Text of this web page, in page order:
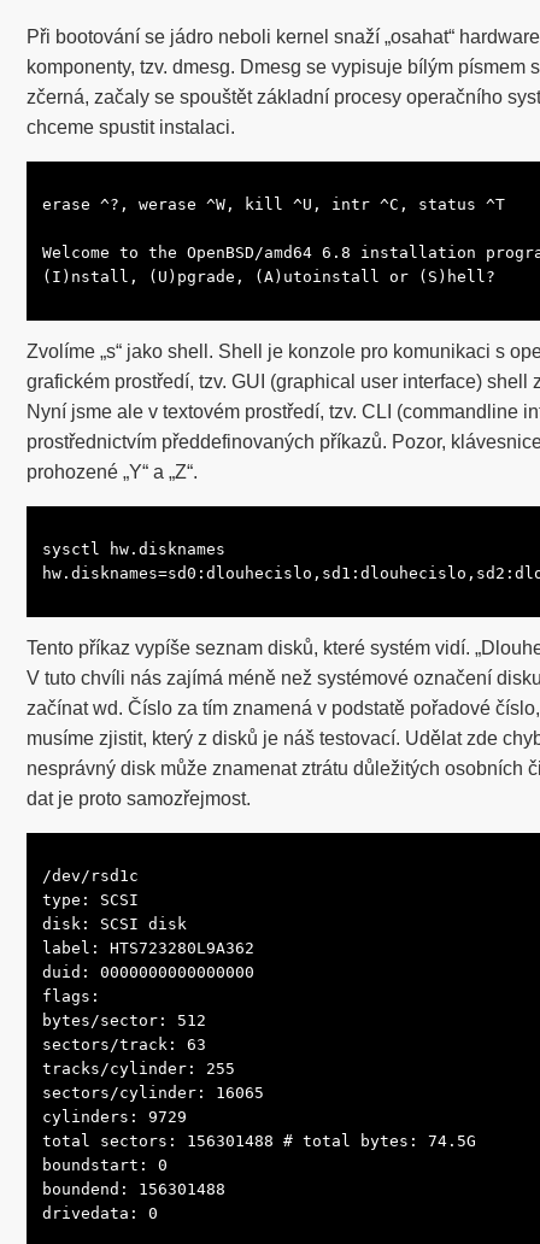
Při bootování se jádro neboli kernel snaží „osahat“
komponenty, tzv. dmesg. Dmesg se vypisuje bílým písmem
zčerná, začaly se spouštět základní procesy operačního
chceme spustit instalaci.
erase ^?, werase ^W, kill ^U, intr ^C, status ^T
Welcome to the OpenBSD/amd64 6.8 installation
(I)nstall, (U)pgrade, (A)utoinstall or (S)hell?
Zvolíme „s“ jako shell. Shell je konzole pro komunikaci s
grafickém prostředí, tzv. GUI (graphical user interface)
Nyní jsme ale v textovém prostředí, tzv. CLI (commandline
prostřednictvím předdefinovaných příkazů. Pozor,
prohozené „Y“ a „Z“.
sysctl hw.disknames
Tento příkaz vypíše seznam disků, které systém vidí.
V tuto chvíli nás zajímá méně než systémové označení
začínat wd. Číslo za tím znamená v podstatě pořadové
musíme zjistit, který z disků je náš testovací. Udělat zde
nesprávný disk může znamenat ztrátu důležitých osobních
dat je proto samozřejmost.
/dev/rsd1c
type: SCSI
disk: SCSI disk
label: HTS723280L9A362
duid: 0000000000000000
flags:
bytes/sector: 512
sectors/track: 63
tracks/cylinder: 255
sectors/cylinder: 16065
cylinders: 9729
total sectors: 156301488 # total bytes: 74.5G
boundstart: 0
boundend: 156301488
drivedata: 0